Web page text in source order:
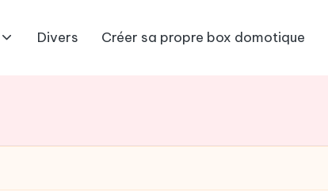
Divers Créer sa propre box domotique